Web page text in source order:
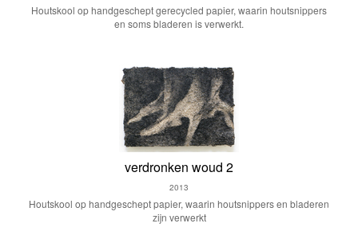
Houtskool op handgeschept gerecycled papier, waarin houtsnippers
en soms bladeren is verwerkt.
verdronken woud 2
2013
Houtskool op handgeschept papier, waarin houtsnippers en bladeren
zijn verwerkt